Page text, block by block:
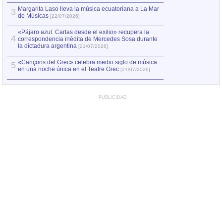
3 Margarita Laso lleva la música ecuatoriana a La Mar
de Músicas [22/07/2026]
4
«Pájaro azul. Cartas desde el exilio» recupera la
correspondencia inédita de Mercedes Sosa durante
la dictadura argentina [21/07/2026]
5 «Cançons del Grec» celebra medio siglo de música
en una noche única en el Teatre Grec [21/07/2026]
PUBLICIDAD